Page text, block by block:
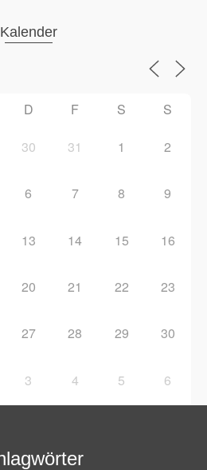
Kalender
D F S S
30 31 1 2
6 7 8 9
13 14 15 16
20 21 22 23
27 28 29 30
3 4 5 6